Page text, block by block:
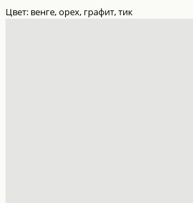
Цвет: венге, орех, графит, тик